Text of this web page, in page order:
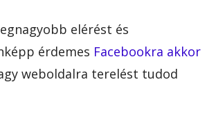
elérést és
érdemes Facebookra akkor
weboldalra terelést tudod